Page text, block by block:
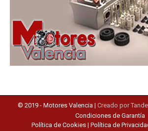
© 2019 - Motores Valencia| Creado por
Condiciones de Garantía
Política de Cookies | Política de